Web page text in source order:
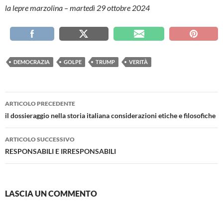
la lepre marzolina – martedì 29 ottobre 2024
DEMOCRAZIA GOLPE TRUMP VERITÀ
Navigazione
articolo
ARTICOLO PRECEDENTE
il dossieraggio nella storia italiana considerazioni etiche e filosofiche
ARTICOLO SUCCESSIVO
RESPONSABILI E IRRESPONSABILI
LASCIA UN COMMENTO